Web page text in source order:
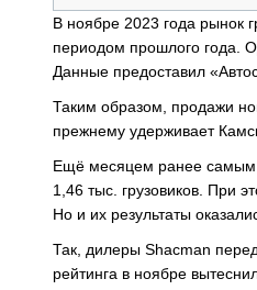
ДОРОЖНАЯ
В ноябре 2023 года рынок
периодом прошлого года.
Данные предоставил
Таким образом, продажи
прежнему удерживает
Ещё месяцем ранее самым
1,46 тыс. грузовиков. При
Но и их результаты
Так, дилеры Shacman
рейтинга в ноябре